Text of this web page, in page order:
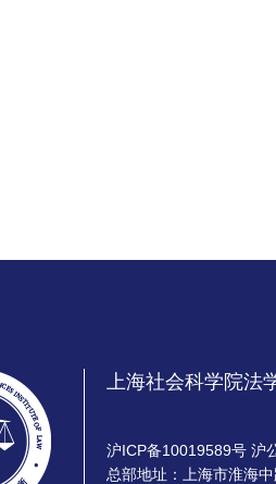
上海社会科学院法
沪ICP备10019589号 沪
总部地址：上海市淮海